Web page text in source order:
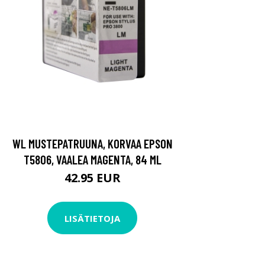
WL MUSTEPATRUUNA, KORVAA EPSON
T5806, VAALEA MAGENTA, 84 ML
42.95 EUR
LISÄTIETOJA